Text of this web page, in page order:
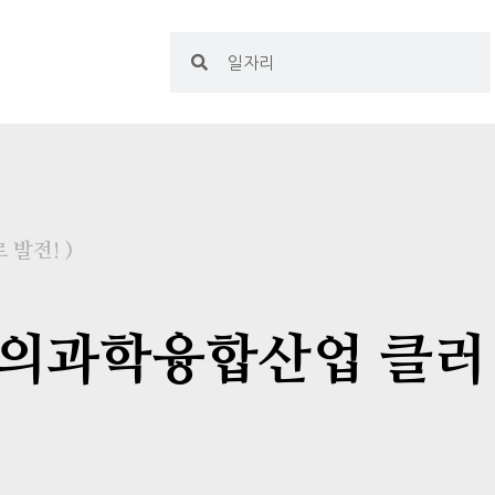
발전! )
과학융합산업 클러